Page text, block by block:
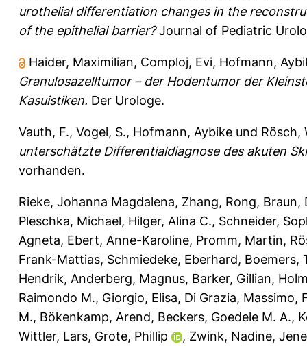
urothelial differentiation changes in the
of the epithelial barrier?Journal of Pediatric
Haider, Maximilian, Comploj, Evi, Hofmann,
Granulosazelltumor – der Hodentumor der
Kasuistiken. Der Urologe.
Vauth, F., Vogel, S., Hofmann, Aybike und Rösch,
unterschätzte Differentialdiagnose des akuten
vorhanden.
Rieke, Johanna Magdalena, Zhang, Rong, Braun,
Pleschka, Michael, Hilger, Alina C., Schneider,
Agneta, Ebert, Anne-Karoline, Promm, Martin,
Frank-Mattias, Schmiedeke, Eberhard, Boemers,
Hendrik, Anderberg, Magnus, Barker, Gillian,
Raimondo M., Giorgio, Elisa, Di Grazia, Massimo,
M., Bökenkamp, Arend, Beckers, Goedele M. A.,
Wittler, Lars, Grote, Phillip , Zwink, Nadine,